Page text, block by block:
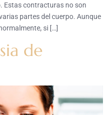
Estas contracturas no son
partes del cuerpo. Aunque
si […]
de